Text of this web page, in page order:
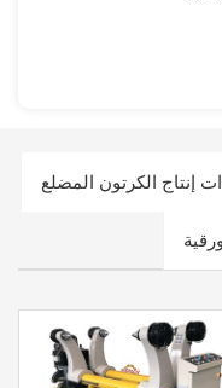
إنتاج الكرتون المضلع